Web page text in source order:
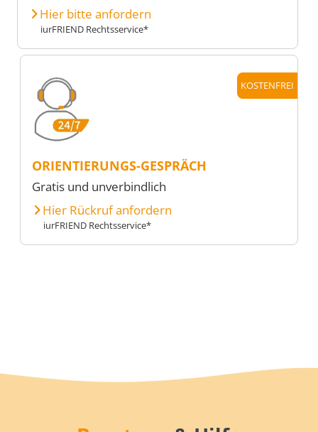
Hier bitte anfordern
iurFRIEND Rechtsservice*
KOSTENFREI
ORIENTIERUNGS-GESPRÄCH
Gratis und unverbindlich
Hier Rückruf anfordern
iurFRIEND Rechtsservice*